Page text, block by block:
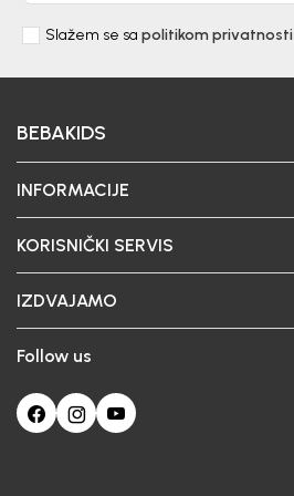
Slažem se sa politikom privatnosti
BEBAKIDS
INFORMACIJE
KORISNIČKI SERVIS
IZDVAJAMO
Follow us